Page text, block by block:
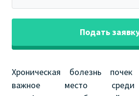
Подать
Хроническая болезнь
важное место среди